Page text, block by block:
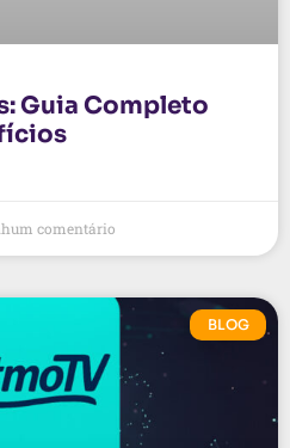
Guia Completo
comentário
BLOG